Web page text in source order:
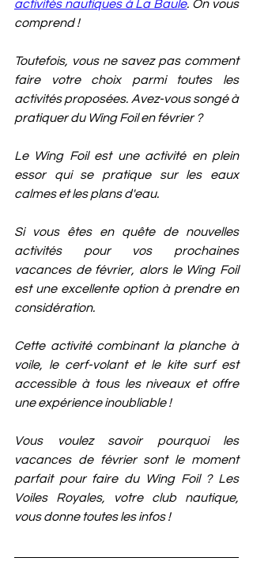
activités nautiques à La Baule. On vous
comprend !
Toutefois, vous ne savez pas comment
faire votre choix parmi toutes les
activités proposées. Avez-vous songé à
pratiquer du Wing Foil en février ?
Le Wing Foil est une activité en plein
essor qui se pratique sur les eaux
calmes et les plans d'eau.
Si vous êtes en quête de nouvelles
activités pour vos prochaines
vacances de février, alors le Wing Foil
est une excellente option à prendre en
considération.
Cette activité combinant la planche à
voile, le cerf-volant et le kite surf est
accessible à tous les niveaux et offre
une expérience inoubliable !
Vous voulez savoir pourquoi les
vacances de février sont le moment
parfait pour faire du Wing Foil ? Les
Voiles Royales, votre club nautique,
vous donne toutes les infos !